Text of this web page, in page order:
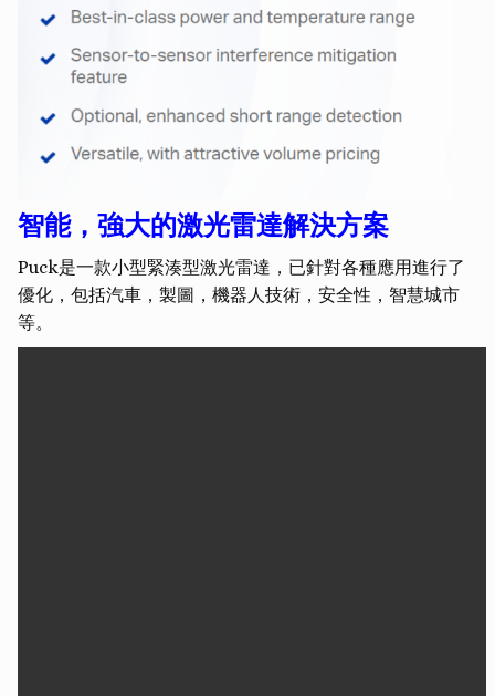
智能，強大的激光雷達解決方案
Puck是一款小型緊湊型激光雷達，已針對各種應用進行了
優化，包括汽車，製圖，機器人技術，安全性，智慧城市
等。